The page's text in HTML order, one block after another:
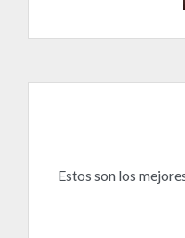
Estos son los